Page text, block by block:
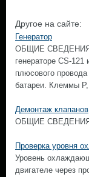
Другое на сайте:
Генератор
ОБЩИЕ СВЕДЕНИЯ.
генераторе CS-
плюсового
батареи. Клеммы
Демонтаж клапанов
ОБЩИЕ СВЕДЕНИЯ.
Проверка уровня
Уровень
двигателе через